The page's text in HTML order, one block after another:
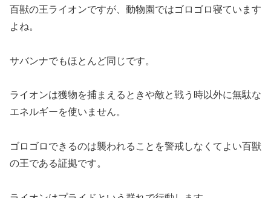
百獣の王ライオンですが、動物園ではゴロゴロ寝ています
よね。
サバンナでもほとんど同じです。
ライオンは獲物を捕まえるときや敵と戦う時以外に無駄な
エネルギーを使いません。
ゴロゴロできるのは襲われることを警戒しなくてよい百獣
の王である証拠です。